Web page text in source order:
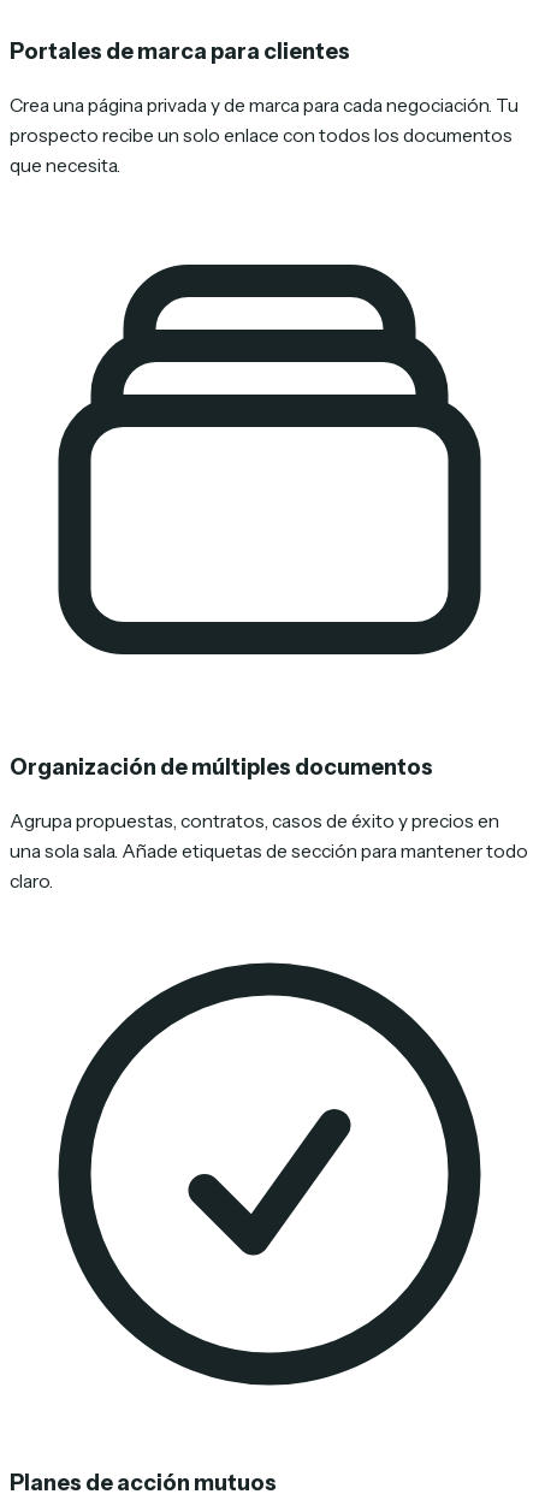
Portales de marca para clientes
Crea una página privada y de marca para cada negociación. Tu
prospecto recibe un solo enlace con todos los documentos
que necesita.
Organización de múltiples documentos
Agrupa propuestas, contratos, casos de éxito y precios en
una sola sala. Añade etiquetas de sección para mantener todo
claro.
Planes de acción mutuos